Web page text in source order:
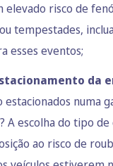
elevado risco de
tempestades,
esses eventos;
da
numa
A escolha do tipo
ao risco de